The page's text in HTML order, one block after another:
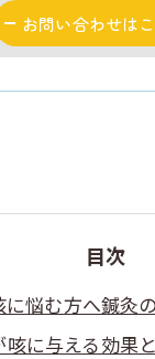
お問い合わせは
目次
悩む方へ鍼灸
咳に与える効果